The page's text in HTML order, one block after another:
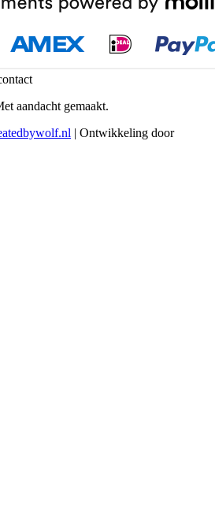
aandacht gemaakt.
| Ontwikkeling door